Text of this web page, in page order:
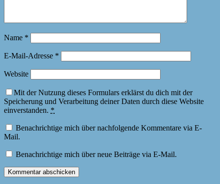
Name *
E-Mail-Adresse *
Website
Mit der Nutzung dieses Formulars erklärst du dich mit der
Speicherung und Verarbeitung deiner Daten durch diese Website
einverstanden. *
Benachrichtige mich über nachfolgende Kommentare via E-
Mail.
Benachrichtige mich über neue Beiträge via E-Mail.